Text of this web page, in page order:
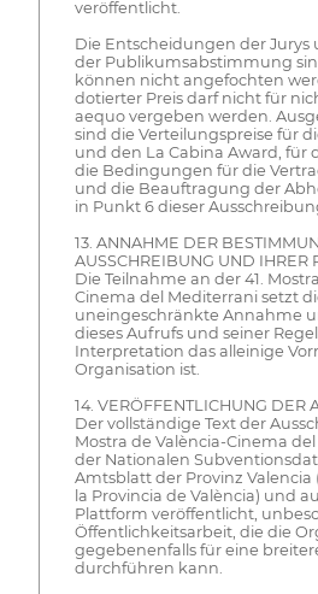
veröffentlicht.
Die Entscheidungen der Jurys
der Publikumsabstimmung
können nicht angefochten
dotierter Preis darf nicht für
aequo vergeben werden.
sind die Verteilungspreise für
und den La Cabina Award, für
die Bedingungen für die
und die Beauftragung der
in Punkt 6 dieser
13. ANNAHME DER
AUSSCHREIBUNG UND IHRER
Die Teilnahme an der 41.
Cinema del Mediterrani setzt
uneingeschränkte Annahme
dieses Aufrufs und seiner
Interpretation das alleinige
Organisation ist.
14. VERÖFFENTLICHUNG DER
Der vollständige Text der
Mostra de València-Cinema
der Nationalen
Amtsblatt der Provinz Valencia
la Provincia de València) und
Plattform veröffentlicht,
Öffentlichkeitsarbeit, die die
gegebenenfalls für eine
durchführen kann.